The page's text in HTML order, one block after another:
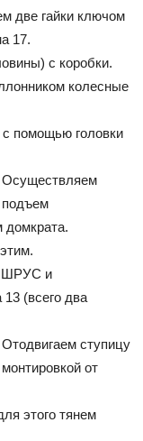
две гайки ключом
17.
с коробки.
колесные
помощью головки
Осуществляем
подъем
домкрата.
ШРУС и
(всего два
Отодвигаем ступицу
монтировкой от
этого тянем